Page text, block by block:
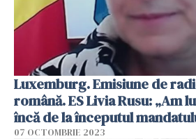
Luxemburg. Emisiune de
română. ES Livia Rusu: „Am
încă de la începutul
07 OCTOMBRIE 2023